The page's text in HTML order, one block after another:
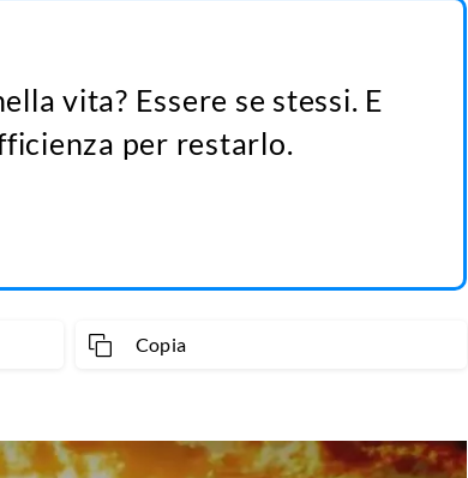
vita? Essere se stessi. E
per restarlo.
Copia